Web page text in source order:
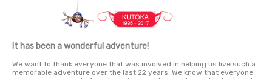
It has been a wonderful adventure!
We want to thank everyone that was involved in helping us live such a
memorable adventure over the last 22 years. We know that everyone